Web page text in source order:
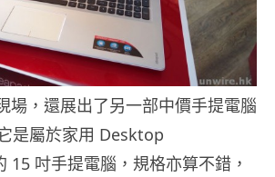
場，還展出了另一部中價手提電腦
是屬於家用 Desktop
15 吋手提電腦，規格亦算不錯，